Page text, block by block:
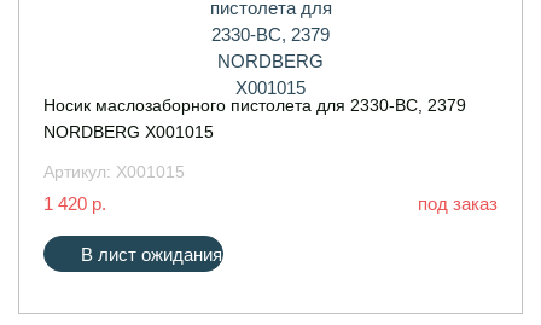
Носик маслозаборного пистолета для 2330-BC, 2379
NORDBERG X001015
Артикул: X001015
1 420 р. под заказ
В лист ожидания